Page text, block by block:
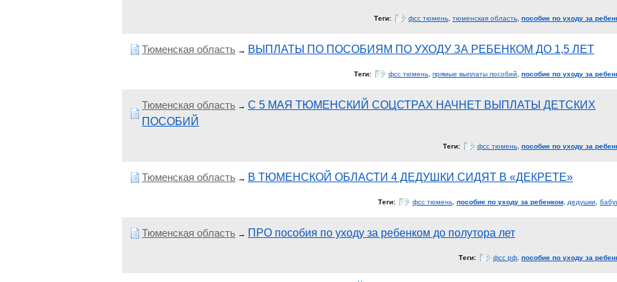
Теги: фсс тюмень тюменская область пособие по уходу за
Тюменская область → ВЫПЛАТЫ ПО ПОСОБИЯМ ПО УХОДУ ЗА РЕБЕНКОМ ДО 1,5 ЛЕТ
Теги: фсс тюмень прямые выплаты пособий пособие по уходу за
Тюменская область → С 5 МАЯ ТЮМЕНСКИЙ СОЦСТРАХ НАЧНЕТ ВЫПЛАТЫ ДЕТСКИХ
ПОСОБИЙ
Теги: фсс тюмень пособие по уходу за
Тюменская область → В ТЮМЕНСКОЙ ОБЛАСТИ 4 ДЕДУШКИ СИДЯТ В «ДЕКРЕТЕ»
Теги: фсс тюмень пособие по уходу за ребенком дедушки
Тюменская область → ПРО пособия по уходу за ребенком до полутора лет
Теги: фсс рф пособие по уходу за